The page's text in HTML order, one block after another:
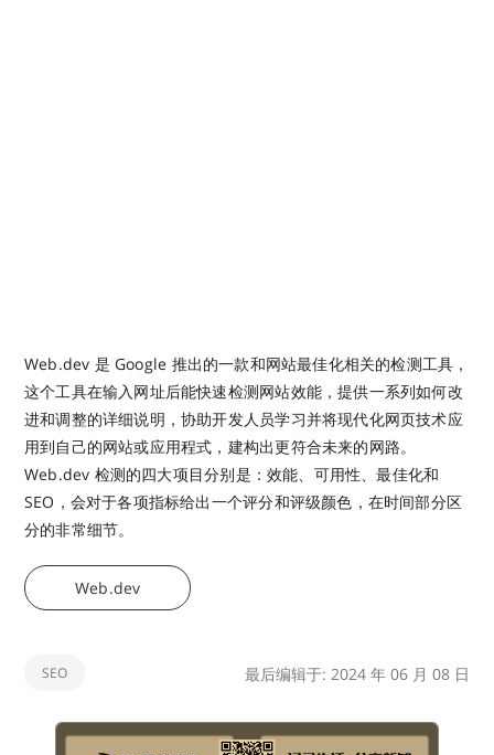
Web.dev 是 Google 推出的一款和网站最佳化相关的检测工具，
这个工具在输入网址后能快速检测网站效能，提供一系列如何改
进和调整的详细说明，协助开发人员学习并将现代化网页技术应
用到自己的网站或应用程式，建构出更符合未来的网路。
Web.dev 检测的四大项目分别是：效能、可用性、最佳化和
SEO，会对于各项指标给出一个评分和评级颜色，在时间部分区
分的非常细节。
Web.dev
SEO 最后编辑于: 2024 年 06 月 08 日